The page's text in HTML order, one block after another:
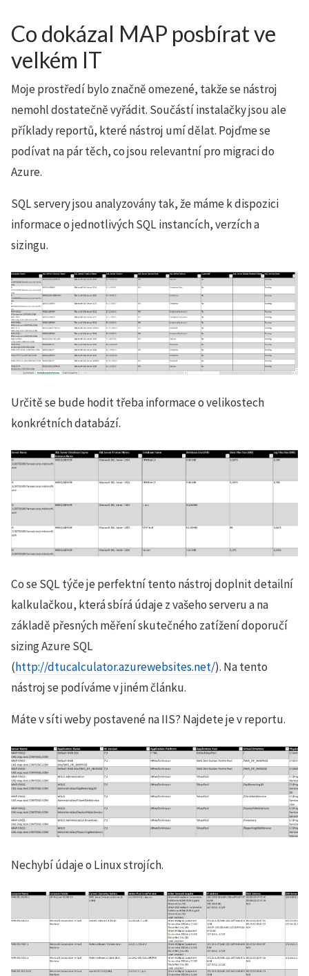
Co dokázal MAP posbírat ve
velkém IT
Moje prostředí bylo značně omezené, takže se nástroj
nemohl dostatečně vyřádit. Součástí instalačky jsou ale
příklady reportů, které nástroj umí dělat. Pojďme se
podívat na pár těch, co jsou relevantní pro migraci do
Azure.
SQL servery jsou analyzovány tak, že máme k dispozici
informace o jednotlivých SQL instancích, verzích a
sizingu.
Určitě se bude hodit třeba informace o velikostech
konkrétních databází.
Co se SQL týče je perfektní tento nástroj doplnit detailní
kalkulačkou, která sbírá údaje z vašeho serveru a na
základě přesných měření skutečného zatížení doporučí
sizing Azure SQL
(http://dtucalculator.azurewebsites.net/). Na tento
nástroj se podíváme v jiném článku.
Máte v síti weby postavené na IIS? Najdete je v reportu.
Nechybí údaje o Linux strojích.